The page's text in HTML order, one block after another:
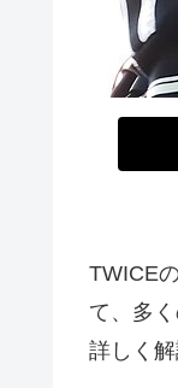
TWICE
て、多
詳しく解